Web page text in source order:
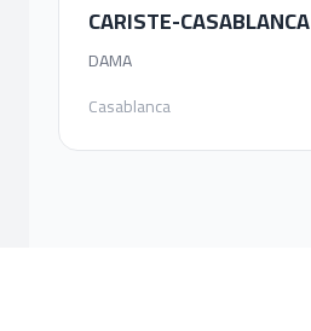
CARISTE-CASABLANCA
DAMA
Casablanca